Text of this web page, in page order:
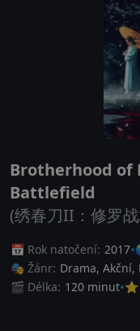
Brotherhood of
Battlefield
(绣春刀II：修罗
📅 Rok natočení: 2017
🎭 Žánr: Drama, Akční,
🎬 Délka: 120 minut